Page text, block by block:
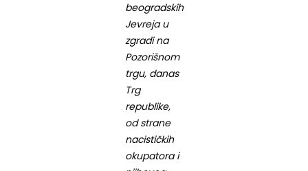
beogradskih
Jevreja u
zgradi na
Pozorišnom
trgu, danas
Trg
republike,
od strane
nacističkih
okupatora i